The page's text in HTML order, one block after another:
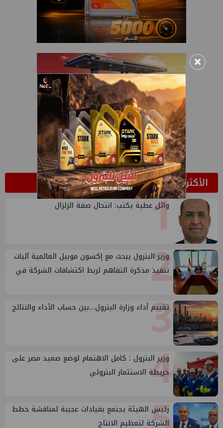
الأكثر قراءة
1
وائل عطية يكتب: انتحال صفة الزلزال
2
وزير البترول يبحث مع إكسون موبيل العالمية آليات
تنفيذ مذكرة التفاهم لربط اكتشافات الشركة في
3
تقييم أداء وزارة البترول...بين حساب الأداء والنتائج
4
وزير البترول : كامل الاهتمام لوضع صعيد مصر على
خريطة الاستثمار البترولي
رئيس الهيئة يجتمع بقيادات عجيبة لمناقشة خطط
الشركة لتعظيم الانتاج
×